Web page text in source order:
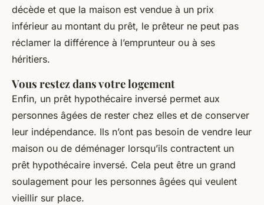
décède et que la maison est vendue à un prix
inférieur au montant du prêt, le prêteur ne peut pas
réclamer la différence à l’emprunteur ou à ses
héritiers.
Vous restez dans votre logement
Enfin, un prêt hypothécaire inversé permet aux
personnes âgées de rester chez elles et de conserver
leur indépendance. Ils n’ont pas besoin de vendre leur
maison ou de déménager lorsqu’ils contractent un
prêt hypothécaire inversé. Cela peut être un grand
soulagement pour les personnes âgées qui veulent
vieillir sur place.